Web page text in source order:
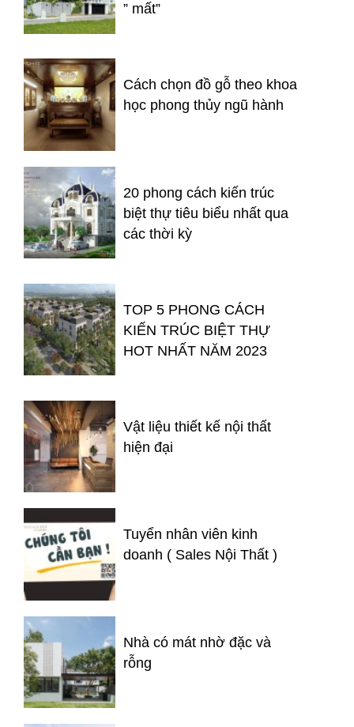
” mất”
Cách chọn đồ gỗ theo khoa
học phong thủy ngũ hành
20 phong cách kiến trúc
biệt thự tiêu biểu nhất qua
các thời kỳ
TOP 5 PHONG CÁCH
KIẾN TRÚC BIỆT THỰ
HOT NHẤT NĂM 2023
Vật liệu thiết kế nội thất
hiện đại
Tuyển nhân viên kinh
doanh ( Sales Nội Thất )
Nhà có mát nhờ đặc và
rỗng